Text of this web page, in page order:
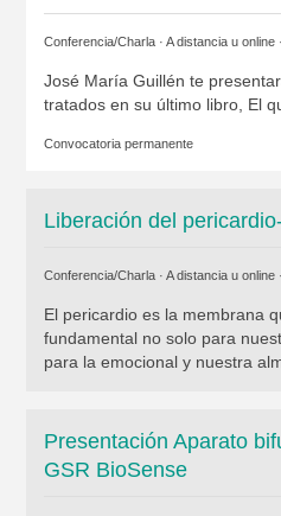
Conferencia/Charla · A distancia u online ·
José María Guillén te
tratados en su último libro, El
Convocatoria permanente
Liberación del
Conferencia/Charla · A distancia u online ·
El pericardio es la membrana
fundamental no solo para
para la emocional y nuestra
Presentación Aparato
GSR BioSense